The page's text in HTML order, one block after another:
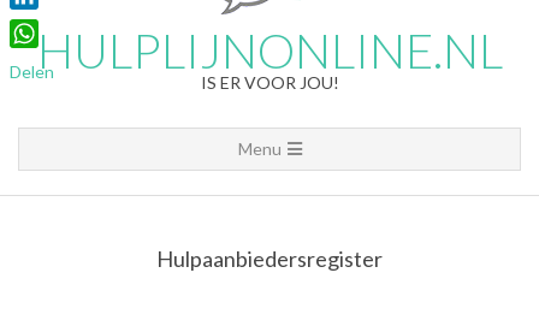
HULPLIJNONLINE.NL
IS ER VOOR JOU!
Navigation
Menu
Menu
Hulpaanbiedersregister
LinkedIn
WhatsApp
Delen